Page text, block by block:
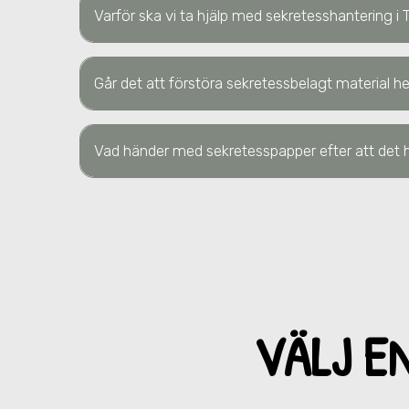
Varför ska vi ta hjälp med sekretesshantering i
Går det att förstöra sekretessbelagt material
Vad händer med sekretesspapper efter att det
VÄLJ